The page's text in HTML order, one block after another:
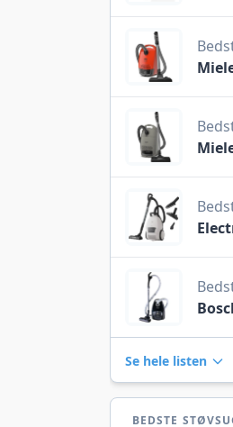
Se hele listen
BEDSTE